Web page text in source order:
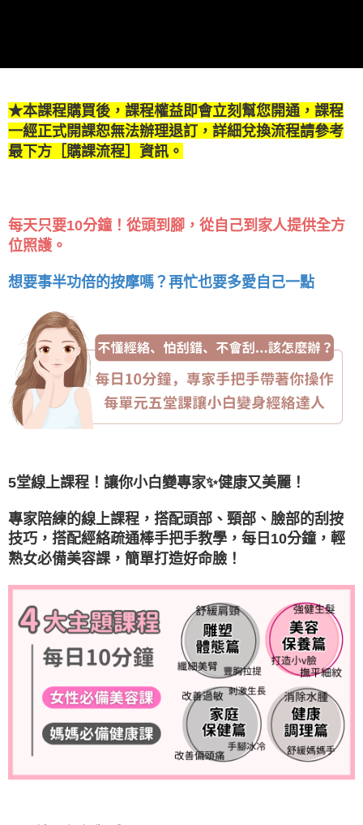
★本課程購買後，課程權益即會立刻幫您開通，課程
一經正式開課恕無法辦理退訂，詳細兌換流程請參考
最下方［購課流程］資訊。
每天只要10分鐘！從頭到腳，從自己到家人提供全方
位照護。
想要事半功倍的按摩嗎？再忙也要多愛自己一點
5堂線上課程！讓你小白變專家✨健康又美麗！
專家陪練的線上課程，搭配頭部、頸部、臉部的刮按
技巧，搭配經絡疏通棒手把手教學，每日10分鐘，輕
熟女必備美容課，簡單打造好命臉！